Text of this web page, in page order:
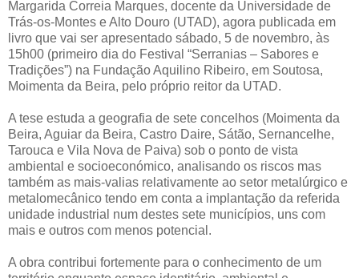
Margarida Correia Marques, docente da Universidade de
Trás-os-Montes e Alto Douro (UTAD), agora publicada em
livro que vai ser apresentado sábado, 5 de novembro, às
15h00 (primeiro dia do Festival “Serranias – Sabores e
Tradições”) na Fundação Aquilino Ribeiro, em Soutosa,
Moimenta da Beira, pelo próprio reitor da UTAD.
A tese estuda a geografia de sete concelhos (Moimenta da
Beira, Aguiar da Beira, Castro Daire, Sátão, Sernancelhe,
Tarouca e Vila Nova de Paiva) sob o ponto de vista
ambiental e socioeconómico, analisando os riscos mas
também as mais-valias relativamente ao setor metalúrgico e
metalomecânico tendo em conta a implantação da referida
unidade industrial num destes sete municípios, uns com
mais e outros com menos potencial.
A obra contribui fortemente para o conhecimento de um